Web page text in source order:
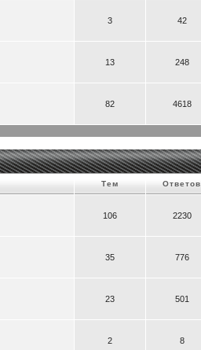
3 42
13 248
82 4618
Тем Ответов
106 2230
35 776
23 501
2 8